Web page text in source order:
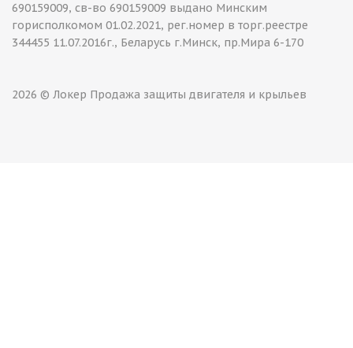
690159009, св-во 690159009 выдано Минским
горисполкомом 01.02.2021, рег.номер в торг.реестре
344455 11.07.2016г., Беларусь г.Минск, пр.Мира 6-170
2026 © Локер Продажа защиты двигателя и крыльев